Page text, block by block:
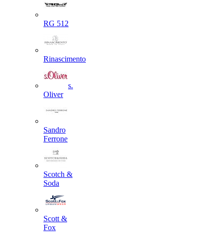
RG 512
Rinascimento
s.
Oliver
Sandro
Ferrone
Scotch &
Soda
Scott &
Fox